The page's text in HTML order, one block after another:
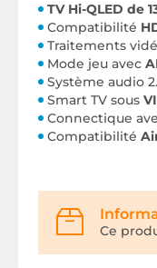
TV Hi-QLED de
Compatibilité
Traitements
Mode jeu avec
Système audio
Smart TV sous
Connectique
Compatibilité
Ce